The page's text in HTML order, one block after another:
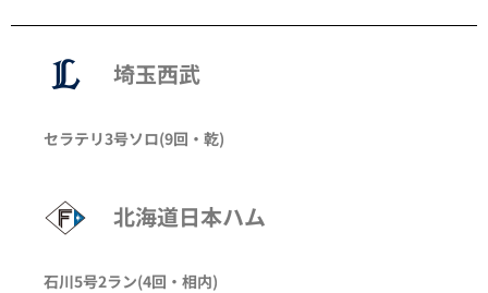
埼玉西武
セラテリ3号ソロ(9回・ 乾)
北海道日本ハム
石川5号2ラン(4回・ 相内)